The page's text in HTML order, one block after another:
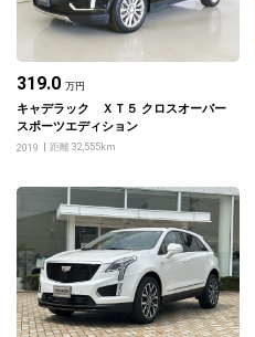
319.0 万円
キャデラック ＸＴ５ クロスオーバー
スポーツエディション
2019 距離 32,555km